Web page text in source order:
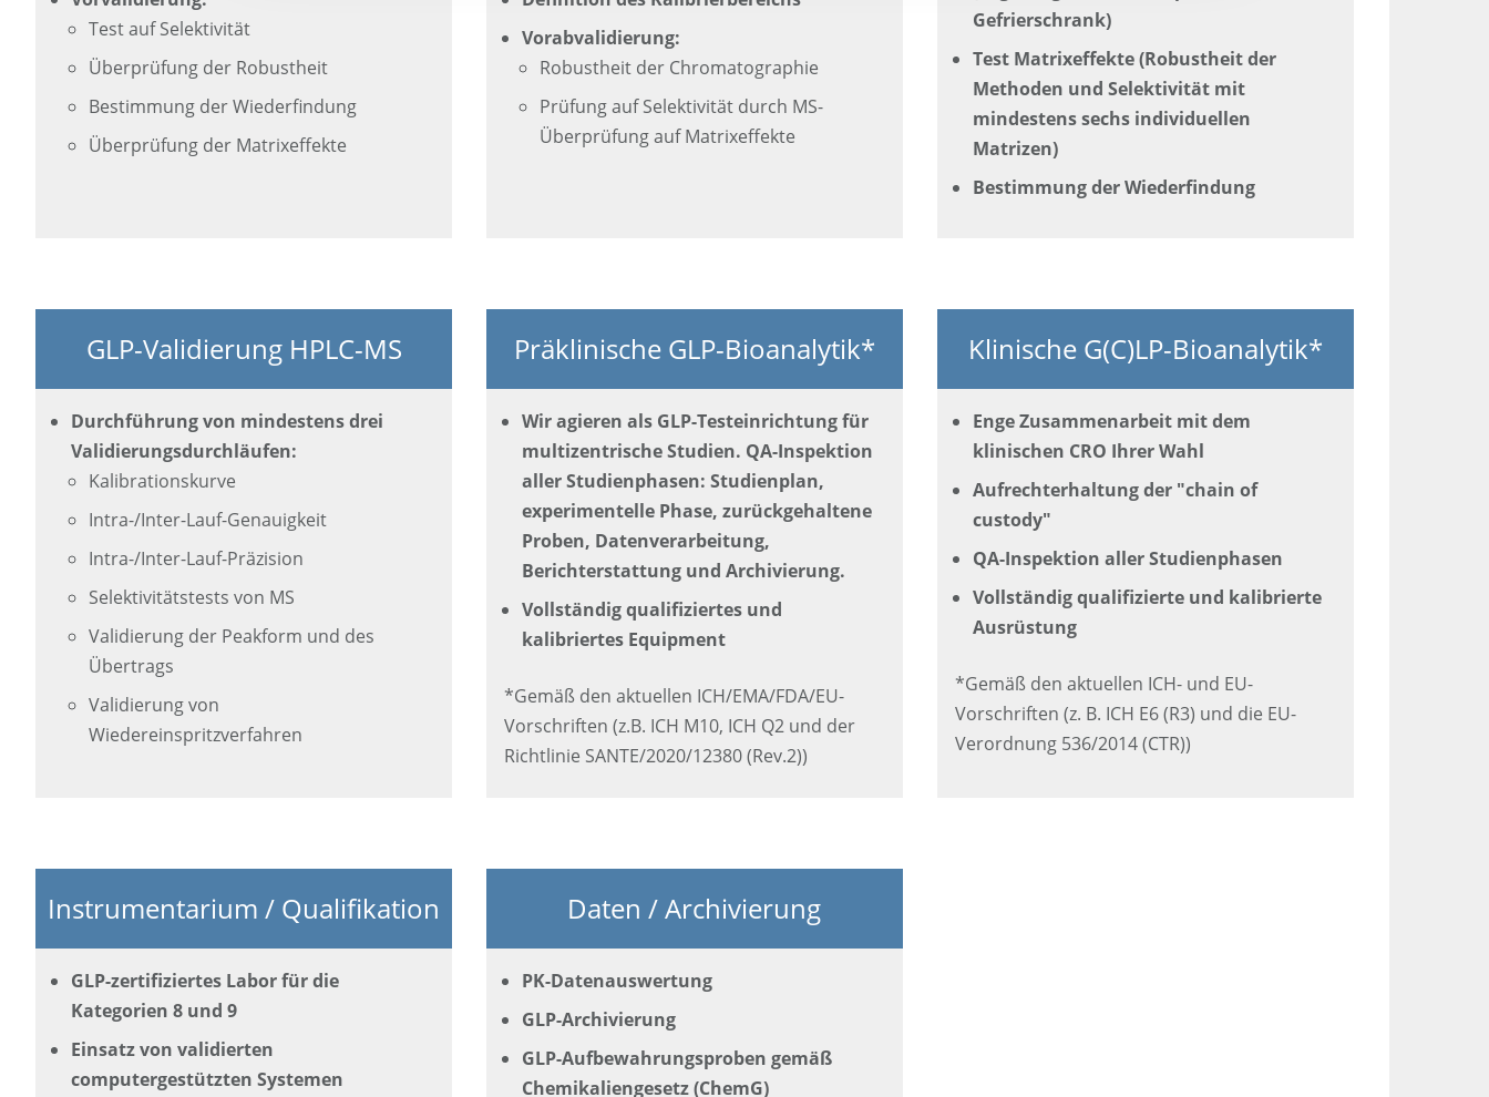
Test auf Selektivität
Überprüfung der Robustheit
Bestimmung der Wiederfindung
Überprüfung der Matrixeffekte
Vorabvalidierung:
Robustheit der Chromatographie
Prüfung auf Selektivität durch MS-
Überprüfung auf Matrixeffekte
Gefrierschrank)
Test Matrixeffekte (Robustheit der
Methoden und Selektivität mit
mindestens sechs individuellen
Matrizen)
Bestimmung der Wiederfindung
GLP-Validierung HPLC-MS
Durchführung von mindestens drei
Validierungsdurchläufen:
Kalibrationskurve
Intra-/Inter-Lauf-Genauigkeit
Intra-/Inter-Lauf-Präzision
Selektivitätstests von MS
Validierung der Peakform und des
Übertrags
Validierung von
Wiedereinspritzverfahren
Präklinische GLP-Bioanalytik*
Wir agieren als GLP-Testeinrichtung für
multizentrische Studien. QA-Inspektion
aller Studienphasen: Studienplan,
experimentelle Phase, zurückgehaltene
Proben, Datenverarbeitung,
Berichterstattung und Archivierung.
Vollständig qualifiziertes und
kalibriertes Equipment
*Gemäß den aktuellen ICH/EMA/FDA/EU-
Vorschriften (z.B. ICH M10, ICH Q2 und der
Richtlinie SANTE/2020/12380 (Rev.2))
Klinische G(C)LP-Bioanalytik*
Enge Zusammenarbeit mit dem
klinischen CRO Ihrer Wahl
Aufrechterhaltung der "chain of
custody"
QA-Inspektion aller Studienphasen
Vollständig qualifizierte und kalibrierte
Ausrüstung
*Gemäß den aktuellen ICH- und EU-
Vorschriften (z. B. ICH E6 (R3) und die EU-
Verordnung 536/2014 (CTR))
Instrumentarium / Qualifikation
GLP-zertifiziertes Labor für die
Kategorien 8 und 9
Einsatz von validierten
computergestützten Systemen
Daten / Archivierung
PK-Datenauswertung
GLP-Archivierung
GLP-Aufbewahrungsproben gemäß
Chemikaliengesetz (ChemG)